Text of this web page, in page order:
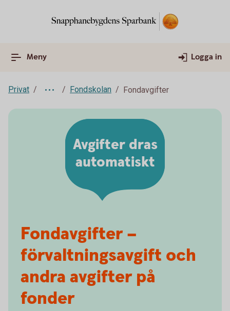
Meny Logga in
Privat Fondskolan Fondavgifter
Fondavgifter –
förvaltningsavgift och
andra avgifter på
fonder
Avgifter dras
automatiskt